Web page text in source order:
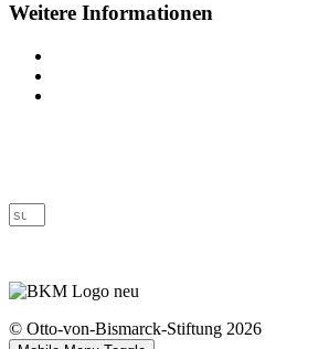
Weitere Informationen
© Otto-von-Bismarck-Stiftung 2026